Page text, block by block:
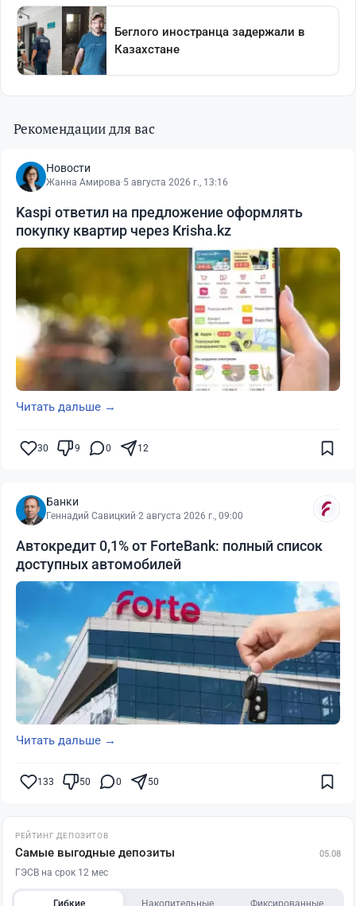
Рекомендации для вас
Новости
Жанна Амирова·5 августа 2026 г., 13:16
Kaspi ответил на предложение оформлять
покупку квартир через Krisha.kz
Читать дальше →
30 9 0 12
Банки
Геннадий Савицкий·2 августа 2026 г., 09:00
Автокредит 0,1% от ForteBank: полный список
доступных автомобилей
Читать дальше →
133 50 0 50
РЕЙТИНГ ДЕПОЗИТОВ
Самые выгодные депозиты 05.08
ГЭСВ на срок 12 мес